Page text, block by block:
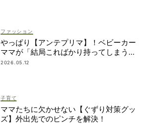
ファッション
やっぱり【アンテプリマ】！ベビーカー
ママが「結局こればかり持ってしまう」
納得の理由
2026.05.12
子育て
ママたちに欠かせない【ぐずり対策グッ
ズ】外出先でのピンチを解決！